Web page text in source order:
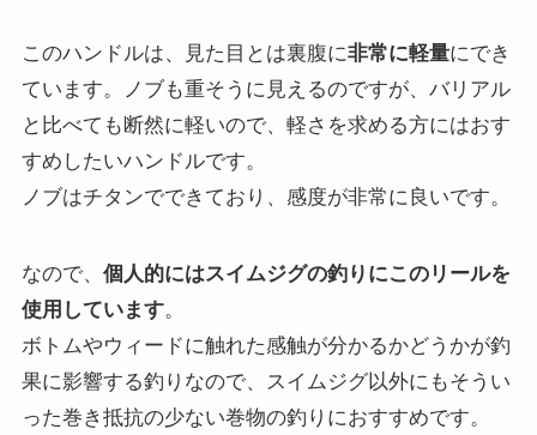
このハンドルは、見た目とは裏腹に非常に軽量にでき
ています。ノブも重そうに見えるのですが、バリアル
と比べても断然に軽いので、軽さを求める方にはおす
すめしたいハンドルです。
ノブはチタンでできており、感度が非常に良いです。
なので、 個人的にはスイムジグの釣りにこのリールを
使用しています。
ボトムやウィードに触れた感触が分かるかどうかが釣
果に影響する釣りなので、スイムジグ以外にもそうい
った巻き抵抗の少ない巻物の釣りにおすすめです。